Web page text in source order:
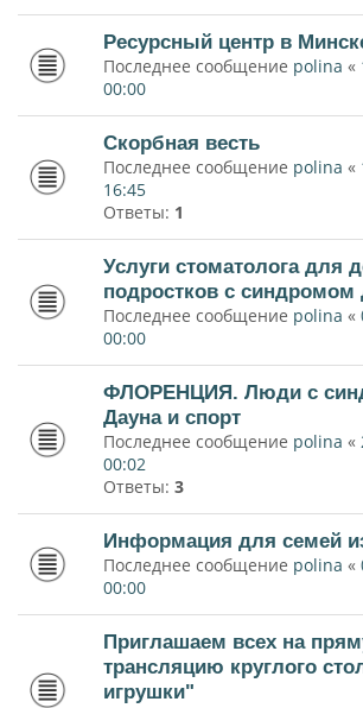
Ресурсный центр в
Последнее сообщение polina «
00:00
Скорбная весть
Последнее сообщение polina «
16:45
Ответы: 1
Услуги стоматолога для
подростков с синдромом
Последнее сообщение polina «
00:00
ФЛОРЕНЦИЯ. Люди с
Дауна и спорт
Последнее сообщение polina «
00:02
Ответы: 3
Информация для семей
Последнее сообщение polina «
00:00
Приглашаем всех на
трансляцию круглого
игрушки"